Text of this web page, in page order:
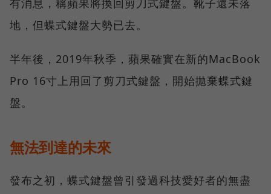
有消息，稱蘋果將換回剪刀式鍵盤。靴子還未落
地，但蝶式鍵盤大勢已去。
半年後，2019年秋季，蘋果確實在新的MacBook
Pro 16寸上用回了剪刀式鍵盤，開始拋棄蝶式鍵
盤。
無法到達的未來
發布之初，蝶式鍵盤曾引發過科技愛好者的無盡